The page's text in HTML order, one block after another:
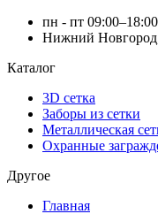
пн - пт 09:00–18:00
Нижний
Каталог
3D сетка
Заборы из сетки
Металлическая
Охранные
Другое
Главная